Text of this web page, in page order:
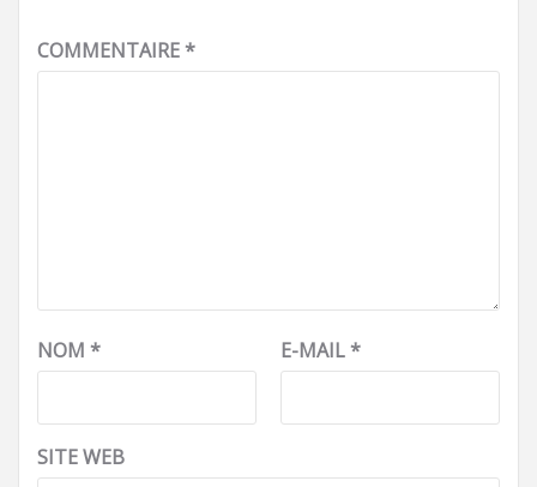
COMMENTAIRE*
NOM * E-MAIL*
SITE WEB